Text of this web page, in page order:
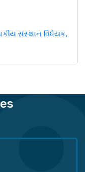
સંસ્થાન વિધેયક,